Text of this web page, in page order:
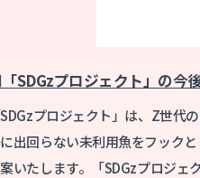
SDGzプロジェクト」の今
SDGzプロジェクト」は、Z世代
出回らない未利用魚をフック
いたします。「SDGzプロジェ